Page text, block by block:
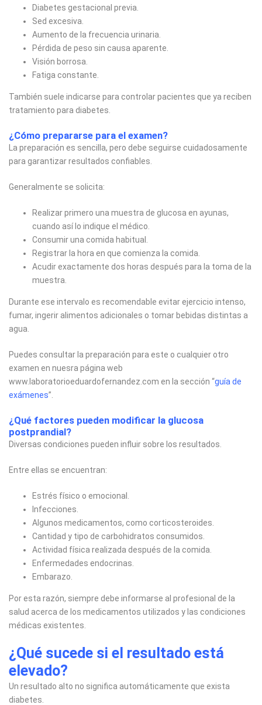
Diabetes gestacional previa.
Sed excesiva.
Aumento de la frecuencia urinaria.
Pérdida de peso sin causa aparente.
Visión borrosa.
Fatiga constante.
También suele indicarse para controlar pacientes que ya reciben
tratamiento para diabetes.
¿Cómo prepararse para el examen?
La preparación es sencilla, pero debe seguirse cuidadosamente
para garantizar resultados confiables.
Generalmente se solicita:
Realizar primero una muestra de glucosa en ayunas,
cuando así lo indique el médico.
Consumir una comida habitual.
Registrar la hora en que comienza la comida.
Acudir exactamente dos horas después para la toma de la
muestra.
Durante ese intervalo es recomendable evitar ejercicio intenso,
fumar, ingerir alimentos adicionales o tomar bebidas distintas a
agua.
Puedes consultar la preparación para este o cualquier otro
examen en nuesra página web
www.laboratorioeduardofernandez.com en la sección “guía de
exámenes”.
¿Qué factores pueden modificar la glucosa
postprandial?
Diversas condiciones pueden influir sobre los resultados.
Entre ellas se encuentran:
Estrés físico o emocional.
Infecciones.
Algunos medicamentos, como corticosteroides.
Cantidad y tipo de carbohidratos consumidos.
Actividad física realizada después de la comida.
Enfermedades endocrinas.
Embarazo.
Por esta razón, siempre debe informarse al profesional de la
salud acerca de los medicamentos utilizados y las condiciones
médicas existentes.
¿Qué sucede si el resultado está
elevado?
Un resultado alto no significa automáticamente que exista
diabetes.